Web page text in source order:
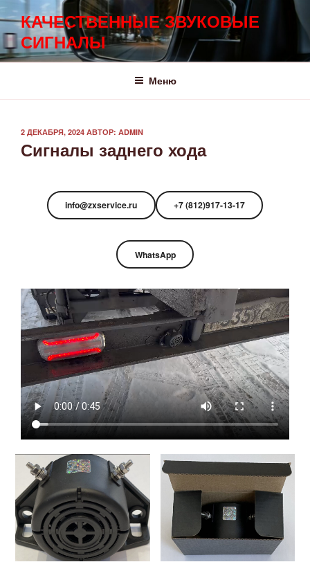
Перейти
к
содержимому
КАЧЕСТВЕННЫЕ ЗВУКОВЫЕ
СИГНАЛЫ
Меню
ОПУБЛИКОВАНО
2 ДЕКАБРЯ, 2024 АВТОР: ADMIN
Сигналы заднего хода
info@zxservice.ru +7 (812)917-13-17
WhatsApp